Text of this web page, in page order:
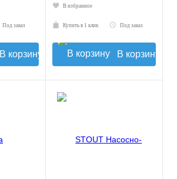
Под заказ
В корзину
В избранное
Купить в 1 клик Под заказ
В корзину